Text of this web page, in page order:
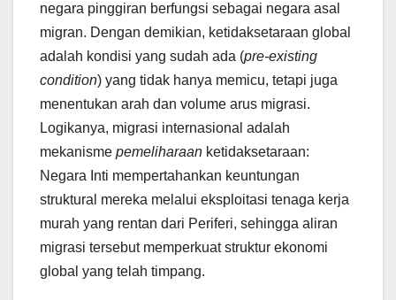
negara pinggiran berfungsi sebagai negara asal
migran. Dengan demikian, ketidaksetaraan global
adalah kondisi yang sudah ada (pre-existing
condition) yang tidak hanya memicu, tetapi juga
menentukan arah dan volume arus migrasi.
Logikanya, migrasi internasional adalah
mekanisme pemeliharaan ketidaksetaraan:
Negara Inti mempertahankan keuntungan
struktural mereka melalui eksploitasi tenaga kerja
murah yang rentan dari Periferi, sehingga aliran
migrasi tersebut memperkuat struktur ekonomi
global yang telah timpang.